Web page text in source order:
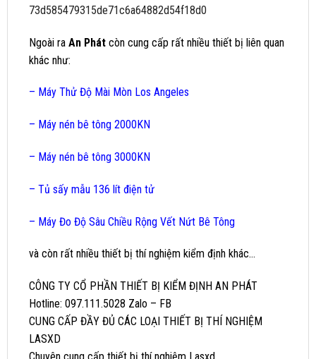
Ngoài ra An Phátcòn cung cấp rất nhiều thiết bị liên quan
khác như:
– Máy Thử Độ Mài Mòn Los Angeles
– Máy nén bê tông 2000KN
– Máy nén bê tông 3000KN
– Tủ sấy mẫu 136 lít điện tử
– Máy Đo Độ Sâu Chiều Rộng Vết Nứt Bê Tông
và còn rất nhiều thiết bị thí nghiệm kiểm định khác…
CÔNG TY CỔ PHẦN THIẾT BỊ KIỂM ĐỊNH AN PHÁT
Hotline: 097.111.5028 Zalo – FB
CUNG CẤP ĐẦY ĐỦ CÁC LOẠI THIẾT BỊ THÍ NGHIỆM
LASXD